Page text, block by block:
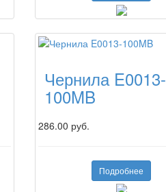
Чернила E0013-
100MB
286.00 руб.
Подробнее